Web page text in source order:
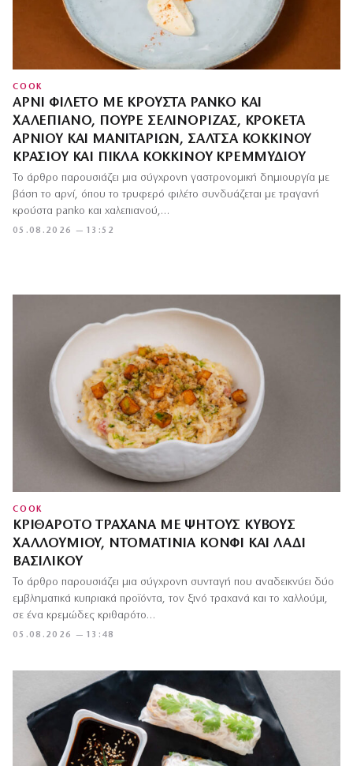
COOK
ΑΡΝΊ ΦΙΛΈΤΟ ΜΕ ΚΡΟΎΣΤΑ PANKO ΚΑΙ
ΧΑΛΈΠΙΑΝΟ, ΠΟΥΡΈ ΣΕΛΙΝΌΡΙΖΑΣ, ΚΡΟΚΈΤΑ
ΑΡΝΙΟΎ ΚΑΙ ΜΑΝΙΤΑΡΙΏΝ, ΣΆΛΤΣΑ ΚΌΚΚΙΝΟΥ
ΚΡΑΣΙΟΎ ΚΑΙ ΠΊΚΛΑ ΚΌΚΚΙΝΟΥ ΚΡΕΜΜΥΔΙΟΎ
05.08.2026 — 13:52
Το άρθρο παρουσιάζει μια σύγχρονη γαστρονομική δημιουργία με
βάση το αρνί, όπου το τρυφερό φιλέτο συνδυάζεται με τραγανή
κρούστα panko και χαλεπιανού,…
COOK
ΚΡΙΘΑΡΌΤΟ ΤΡΑΧΑΝΆ ΜΕ ΨΗΤΟΎΣ ΚΎΒΟΥΣ
ΧΑΛΛΟΥΜΙΟΎ, ΝΤΟΜΑΤΊΝΙΑ ΚΟΝΦΊ ΚΑΙ ΛΆΔΙ
ΒΑΣΙΛΙΚΟΎ
05.08.2026 — 13:48
Το άρθρο παρουσιάζει μια σύγχρονη συνταγή που αναδεικνύει δύο
εμβληματικά κυπριακά προϊόντα, τον ξινό τραχανά και το χαλλούμι,
σε ένα κρεμώδες κριθαρότο…